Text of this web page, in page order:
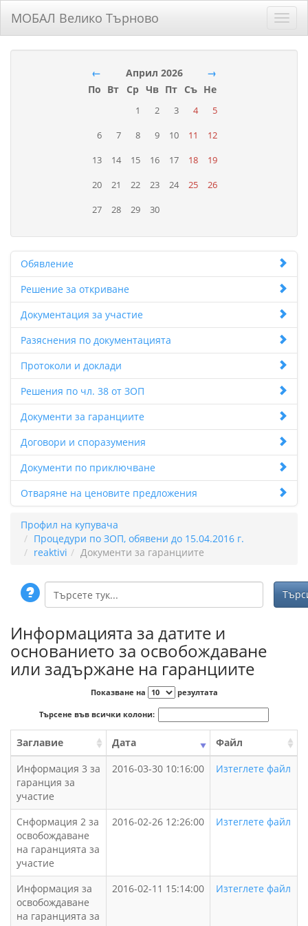
МОБАЛ Велико Търново
← Април 2026
→
По Вт Ср Чв Пт Съ Не
1 2 3 4
5
6
7 8 9 10 11
12
13
14 15 16 17 18
19
20
21 22 23 24 25
26
27
28 29 30
Обявление
Решение за откриване
Документация за участие
Разяснения по документацията
Протоколи и доклади
Решения по чл. 38 от ЗОП
Документи за гаранциите
Договори и споразумения
Документи по приключване
Отваряне на ценовите предложения
Профил на купувача
Процедури по ЗОП, обявени до 15.04.2016 г.
reaktivi
Документи за гаранциите
Информацията за датите и
основанието за освобождаване
или задържане на гаранциите
Показване на резултата
Търсене във всички колони:
Заглавие Дата
Файл
Информация 3 за
гаранция за
участие
2016-03-30 10:16:00 Изтеглете файл
Снформация 2 за
освобождаване
на гаранцията за
участие
2016-02-26 12:26:00 Изтеглете файл
Информация за
освобождаване
на гаранцията за
2016-02-11 15:14:00 Изтеглете файл